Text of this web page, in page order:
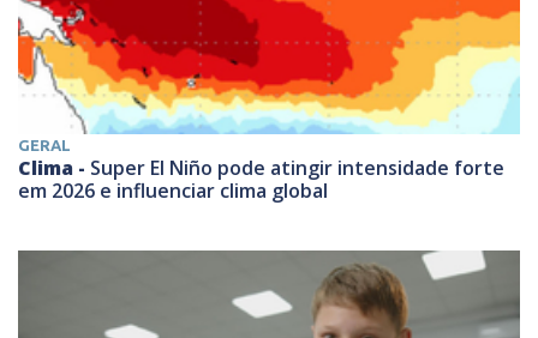
GERAL
Clima - Super El Niño pode atingir intensidade forte
em 2026 e influenciar clima global